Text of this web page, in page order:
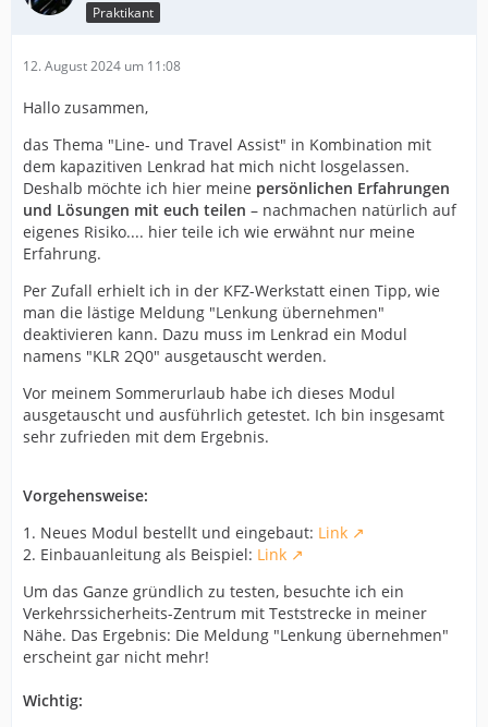
Praktikant
12. August 2024 um 11:08
Hallo zusammen,
das Thema "Line- und Travel Assist" in Kombination mit
dem kapazitiven Lenkrad hat mich nicht losgelassen.
Deshalb möchte ich hier meine persönlichen Erfahrungen
und Lösungen mit euch teilen – nachmachen natürlich auf
eigenes Risiko.... hier teile ich wie erwähnt nur meine
Erfahrung.
Per Zufall erhielt ich in der KFZ-Werkstatt einen Tipp, wie
man die lästige Meldung "Lenkung übernehmen"
deaktivieren kann. Dazu muss im Lenkrad ein Modul
namens "KLR 2Q0" ausgetauscht werden.
Vor meinem Sommerurlaub habe ich dieses Modul
ausgetauscht und ausführlich getestet. Ich bin insgesamt
sehr zufrieden mit dem Ergebnis.
Vorgehensweise:
1. Neues Modul bestellt und eingebaut: Link
2. Einbauanleitung als Beispiel: Link
Um das Ganze gründlich zu testen, besuchte ich ein
Verkehrssicherheits-Zentrum mit Teststrecke in meiner
Nähe. Das Ergebnis: Die Meldung "Lenkung übernehmen"
erscheint gar nicht mehr!
Wichtig: